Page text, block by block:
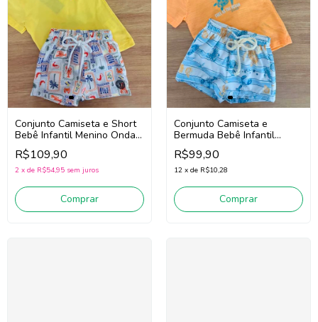
Conjunto Camiseta e Short
Bebê Infantil Menino Onda
Marinha 1263023
(Amarelo/Azul)
R$109,90
2 x de R$54,95 sem juros
Comprar
Conjunto Camiseta e
Bermuda Bebê Infantil
Menino Divertto 16393
(Laranja/Azul)
R$99,90
12 x de R$10,28
Comprar